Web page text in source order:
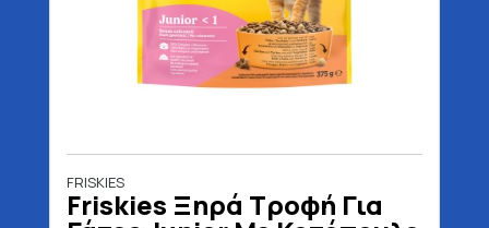
FRISKIES
Friskies Ξηρά Τροφή Για